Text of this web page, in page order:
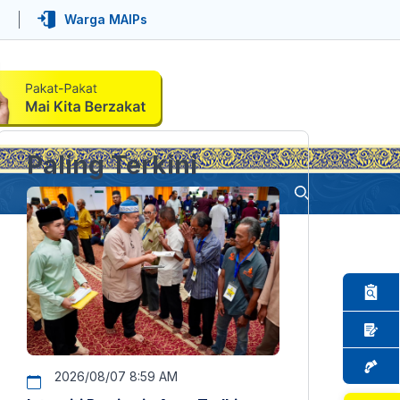
Warga MAIPs
Paling Terkini
2026/08/07 8:59 AM